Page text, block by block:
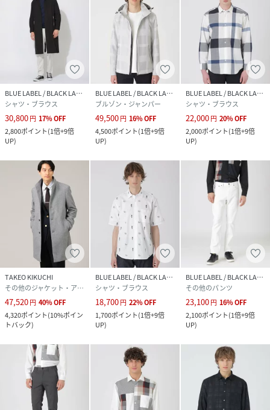
BLUE LABEL / BLACK LABEL CRESTBRIDGE
シャツ・ブラウス
30,800円 17%OFF
2,800ポイント(1倍+9倍
UP)
BLUE LABEL / BLACK LABEL CRESTBRIDGE
ブルゾン・ジャンパー
49,500円 16%OFF
4,500ポイント(1倍+9倍
UP)
BLUE LABEL / BLACK LABEL CRESTBRIDGE
シャツ・ブラウス
22,000円 20%OFF
2,000ポイント(1倍+9倍
UP)
TAKEO KIKUCHI
その他のジャケット・アウター
47,520円 40%OFF
4,320ポイント(10%ポイン
トバック)
BLUE LABEL / BLACK LABEL CRESTBRIDGE
シャツ・ブラウス
18,700円 22%OFF
1,700ポイント(1倍+9倍
UP)
BLUE LABEL / BLACK LABEL CRESTBRIDGE
その他のパンツ
23,100円 16%OFF
2,100ポイント(1倍+9倍
UP)